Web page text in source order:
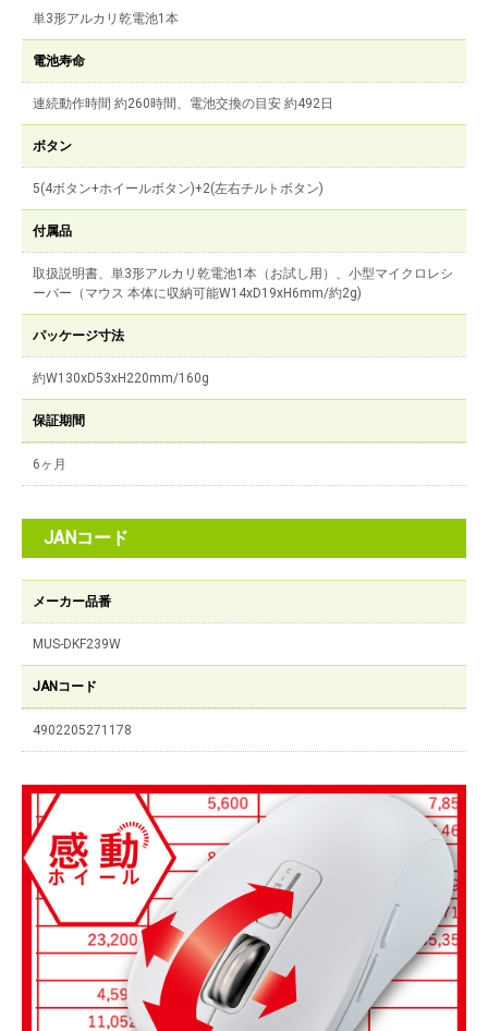
単3形アルカリ乾電池1本
電池寿命
連続動作時間 約260時間、電池交換の目安 約492日
ボタン
5(4ボタン+ホイールボタン)+2(左右チルトボタン)
付属品
取扱説明書、単3形アルカリ乾電池1本（お試し用）、小型マイクロレシ
ーバー（マウス 本体に収納可能W14xD19xH6mm/約2g)
パッケージ寸法
約W130xD53xH220mm/160g
保証期間
6ヶ月
JANコード
メーカー品番
MUS-DKF239W
JANコード
4902205271178